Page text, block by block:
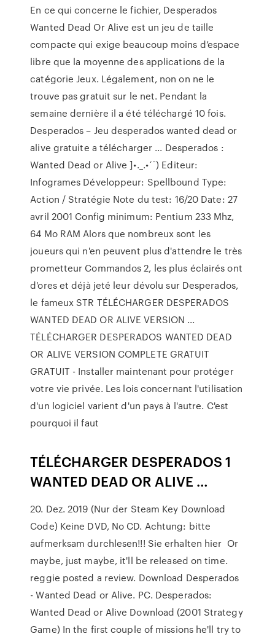
En ce qui concerne le fichier, Desperados
Wanted Dead Or Alive est un jeu de taille
compacte qui exige beaucoup moins d’espace
libre que la moyenne des applications de la
catégorie Jeux. Légalement, non on ne le
trouve pas gratuit sur le net. Pendant la
semaine dernière il a été téléchargé 10 fois.
Desperados – Jeu desperados wanted dead or
alive gratuite a télécharger ... Desperados :
Wanted Dead or Alive ]•._.•´¯) Editeur:
Infogrames Développeur: Spellbound Type:
Action / Stratégie Note du test: 16/20 Date: 27
avril 2001 Config minimum: Pentium 233 Mhz,
64 Mo RAM Alors que nombreux sont les
joueurs qui n'en peuvent plus d'attendre le très
prometteur Commandos 2, les plus éclairés ont
d'ores et déjà jeté leur dévolu sur Desperados,
le fameux STR TÉLÉCHARGER DESPERADOS
WANTED DEAD OR ALIVE VERSION ...
TÉLÉCHARGER DESPERADOS WANTED DEAD
OR ALIVE VERSION COMPLETE GRATUIT
GRATUIT - Installer maintenant pour protéger
votre vie privée. Les lois concernant l'utilisation
d'un logiciel varient d'un pays à l'autre. C'est
pourquoi il faut
TÉLÉCHARGER DESPERADOS 1
WANTED DEAD OR ALIVE …
20. Dez. 2019 (Nur der Steam Key Download
Code) Keine DVD, No CD. Achtung: bitte
aufmerksam durchlesen!!! Sie erhalten hier Or
maybe, just maybe, it'll be released on time.
reggie posted a review. Download Desperados
- Wanted Dead or Alive. PC. Desperados:
Wanted Dead or Alive Download (2001 Strategy
Game) In the first couple of missions he'll try to